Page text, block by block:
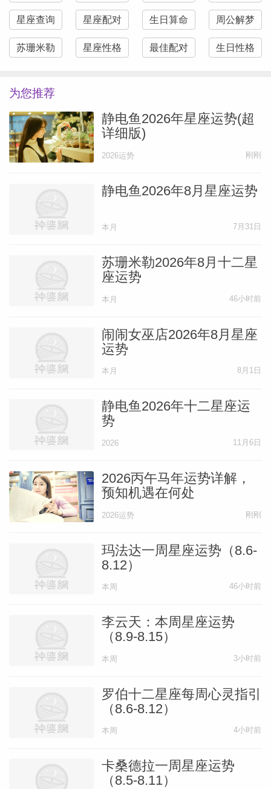
星座查询 星座配对 生日算命 周公解梦
苏珊米勒 星座性格 最佳配对 生日性格
为您推荐
静电鱼2026年星座运势(超
详细版)
2026运势 刚刚
静电鱼2026年8月星座运势
本月 7月31日
苏珊米勒2026年8月十二星
座运势
本月 46小时前
闹闹女巫店2026年8月星座
运势
本月 8月1日
静电鱼2026年十二星座运
势
2026 11月6日
2026丙午马年运势详解，
预知机遇在何处
2026运势 刚刚
玛法达一周星座运势（8.6-
8.12）
本周 46小时前
李云天：本周星座运势
（8.9-8.15）
本周 3小时前
罗伯十二星座每周心灵指引
（8.6-8.12）
本周 4小时前
卡桑德拉一周星座运势
（8.5-8.11）